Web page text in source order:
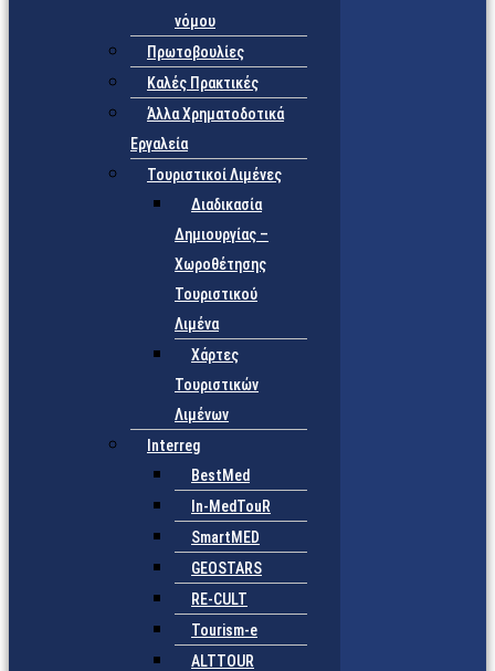
νόμου
Πρωτοβουλίες
Καλές Πρακτικές
Άλλα Χρηματοδοτικά
Εργαλεία
Τουριστικοί Λιμένες
Διαδικασία
Δημιουργίας –
Χωροθέτησης
Τουριστικού
Λιμένα
Χάρτες
Τουριστικών
Λιμένων
Interreg
BestMed
In-MedTouR
SmartMED
GEOSTARS
RE-CULT
Tourism-e
ALTTOUR